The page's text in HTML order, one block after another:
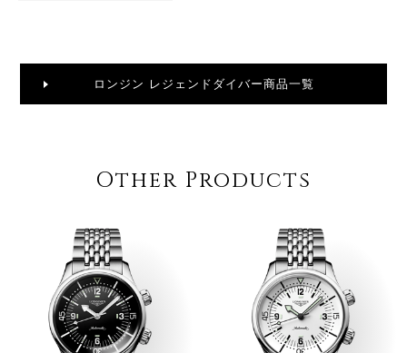
ロンジン レジェンドダイバー商品一覧
Other Products